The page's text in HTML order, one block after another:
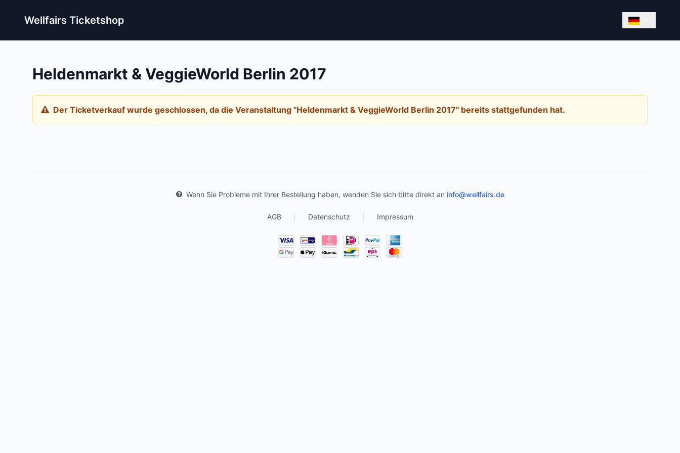
Wellfairs Ticketshop
Heldenmarkt & VeggieWorld Berlin 2017
Der Ticketverkauf wurde geschlossen, da die Veranstaltung "Heldenmarkt & VeggieWorld Berlin 2017" bereits stattgefunden hat.
Wenn Sie Probleme mit Ihrer Bestellung haben, wenden Sie sich bitte direkt an info@wellfairs.de
AGB Datenschutz Impressum